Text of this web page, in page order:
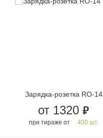
Зарядка-розетка RO-14
от 1320 руб.
при тираже от 400 шт.